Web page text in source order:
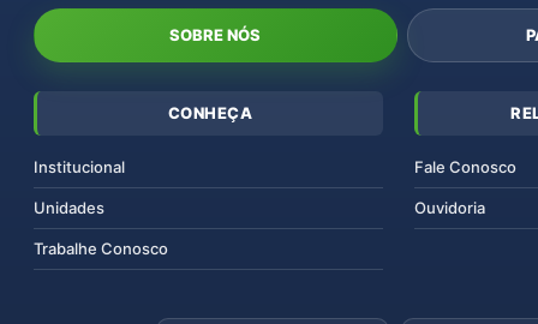
SOBRE NÓS
CONHEÇA
Institucional
Unidades
Trabalhe Conosco
Fale Conosco
Ouvidoria